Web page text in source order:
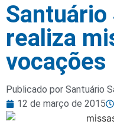
Santuário
realiza
vocações
Publicado por Santuário
12 de março de 2015